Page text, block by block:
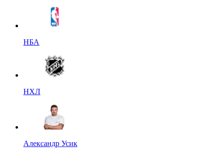
НБА
НХЛ
Александр Усик